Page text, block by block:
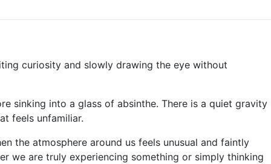
curiosity and slowly drawing the eye without
sinking into a glass of absinthe. There is a quiet gravity
feels unfamiliar.
the atmosphere around us feels unusual and faintly
we are truly experiencing something or simply thinking